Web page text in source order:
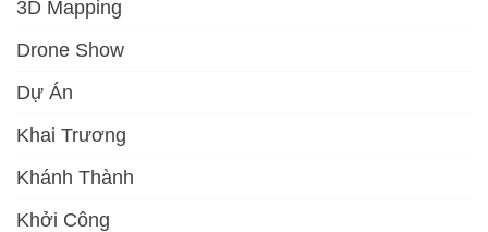
3D Mapping
Drone Show
Dự Án
Khai Trương
Khánh Thành
Khởi Công